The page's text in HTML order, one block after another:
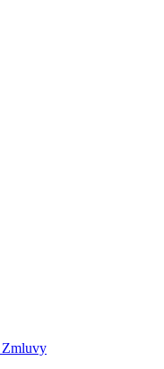
Zmluvy